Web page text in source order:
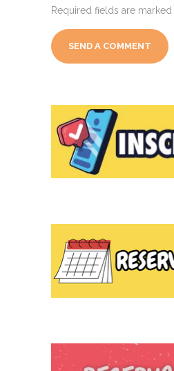
Required fields are marked